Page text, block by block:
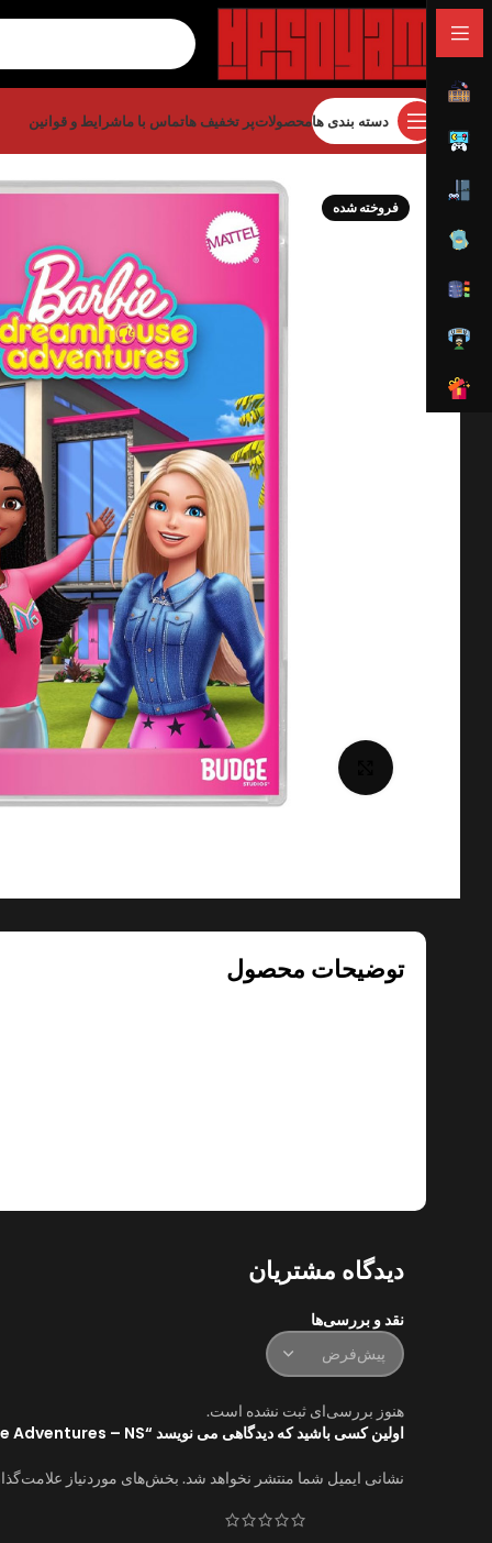
دسته بندی هامحصولاتپر تخفیف هاتماس با ماشرایط و قوانین
خانه بازی بازی نینتندو
فروخته شده
برای بزرگنمایی کلیک کنید
توضیحات محصول
دیدگاه مشتریان
نقد و بررسی‌ها
هنوز بررسی‌ای ثبت نشده است.
اولین کسی باشید که دیدگاهی می نویسد “Barbie Dreamhouse Adventures – NS”
نشانی ایمیل شما منتشر نخواهد شد. بخش‌های موردنیاز